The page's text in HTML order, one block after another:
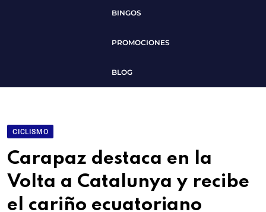
BINGOS
PROMOCIONES
BLOG
CICLISMO
Carapaz destaca en la
Volta a Catalunya y recibe
el cariño ecuatoriano